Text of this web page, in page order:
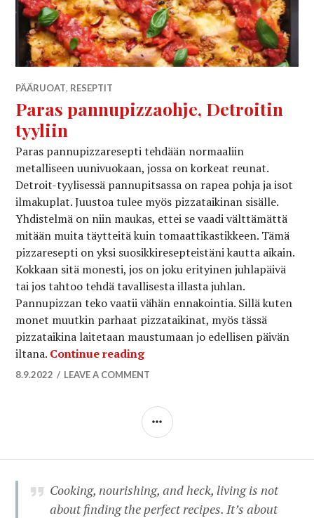
PÄÄRUOAT, RESEPTIT
Paras pannupizzaohje, Detroitin
tyyliin
Paras pannupizzaresepti tehdään normaaliin
metalliseen uunivuokaan, jossa on korkeat reunat.
Detroit-tyylisessä pannupitsassa on rapea pohja ja isot
ilmakuplat. Juustoa tulee myös pizzataikinan sisälle.
Yhdistelmä on niin maukas, ettei se vaadi välttämättä
mitään muita täytteitä kuin tomaattikastikkeen. Tämä
pizzaresepti on yksi suosikkiresepteistäni kautta aikain.
Kokkaan sitä monesti, jos on joku erityinen juhlapäivä
tai jos tahtoo tehdä tavallisesta illasta juhlan.
Pannupizzan teko vaatii vähän ennakointia. Sillä kuten
monet muutkin parhaat pizzataikinat, myös tässä
pizzataikina laitetaan maustumaan jo edellisen päivän
iltana. Continue readingParas pannupizzaohje,
8.9.2022 LEAVE A COMMENT
SIDEBAR
Cooking, nourishing, and heck, living is not
about finding the perfect recipes. It’s about